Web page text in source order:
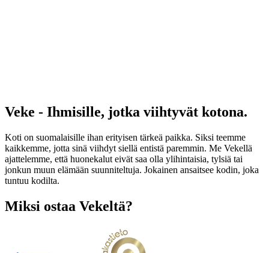
Veke - Ihmisille, jotka viihtyvät kotona.
Koti on suomalaisille ihan erityisen tärkeä paikka. Siksi teemme
kaikkemme, jotta sinä viihdyt siellä entistä paremmin. Me Vekellä
ajattelemme, että huonekalut eivät saa olla ylihintaisia, tylsiä tai
jonkun muun elämään suunniteltuja. Jokainen ansaitsee kodin, joka
tuntuu kodilta.
Miksi ostaa Vekeltä?